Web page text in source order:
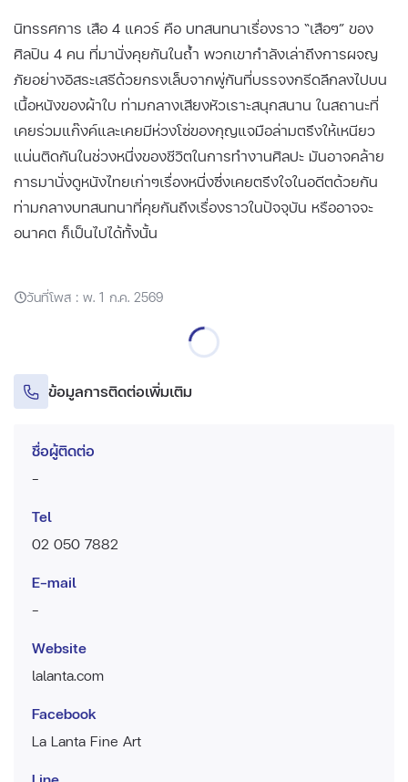
นิทรรศการ เสือ 4 แควร์ คือ บทสนทนาเรื่องราว “เสือๆ” ของ
ศิลปิน 4 คน ที่มานั่งคุยกันในถ้ำ พวกเขากำลังเล่าถึงการผจญ
ภัยอย่างอิสระเสรีด้วยกรงเล็บจากพู่กันที่บรรจงกรีดลึกลงไปบน
เนื้อหนังของผ้าใบ ท่ามกลางเสียงหัวเราะสนุกสนาน ในสถานะที่
เคยร่วมแก๊งค์และเคยมีห่วงโซ่ของกุญแจมือล่ามตรึงให้เหนียว
แน่นติดกันในช่วงหนึ่งของชีวิตในการทำงานศิลปะ มันอาจคล้าย
การมานั่งดูหนังไทยเก่าๆเรื่องหนึ่งซึ่งเคยตรึงใจในอดีตด้วยกัน
ท่ามกลางบทสนทนาที่คุยกันถึงเรื่องราวในปัจจุบัน หรืออาจจะ
อนาคต ก็เป็นไปได้ทั้งนั้น
วันที่โพส : พ. 1 ก.ค. 2569
ข้อมูลการติดต่อเพิ่มเติม
ชื่อผู้ติดต่อ
-
Tel
02 050 7882
E-mail
-
Website
lalanta.com
Facebook
La Lanta Fine Art